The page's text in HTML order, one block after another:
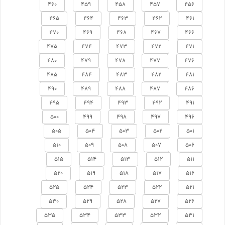
456
457
458
459
460
461
462
463
464
465
466
467
468
469
470
471
472
473
474
475
476
477
478
479
480
481
482
483
484
485
486
487
488
489
490
491
492
493
494
495
496
497
498
499
500
501
502
503
504
505
506
507
508
509
510
511
512
513
514
515
516
517
518
519
520
521
522
523
524
525
526
527
528
529
530
531
532
533
534
535